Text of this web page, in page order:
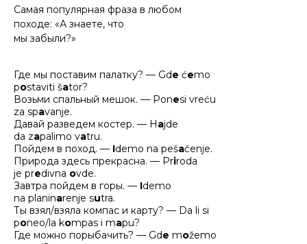
Самая популярная фраза в любом
походе: «А знаете, что
мы забыли?»
Где мы поставим палатку? — Gde ćemo
postaviti šator?
Возьми спальный мешок. — Ponesi vreću
za spavanje.
Давай разведем костер. — Hajde
da zapalimo vatru.
Пойдем в поход. — Idemo na pešačenje.
Природа здесь прекрасна. — Priroda
je predivna ovde.
Завтра пойдем в горы. — Idemo
na planinarenje sutra.
Ты взял/взяла компас и карту? — Da li si
poneo/la kompas i mapu?
Где можно порыбачить? — Gde možemo